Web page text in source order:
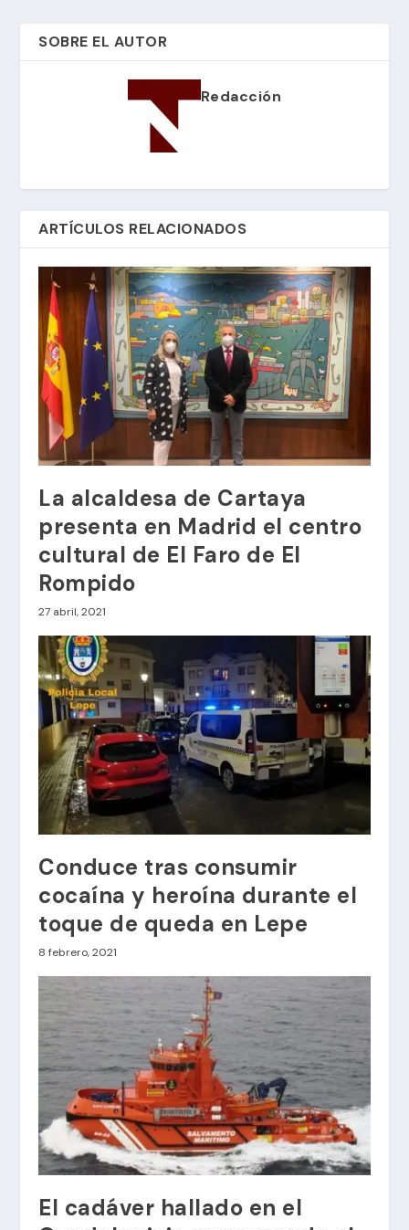
SOBRE EL AUTOR
Redacción
ARTÍCULOS RELACIONADOS
La alcaldesa de Cartaya
presenta en Madrid el centro
cultural de El Faro de El
Rompido
27 abril, 2021
Conduce tras consumir
cocaína y heroína durante el
toque de queda en Lepe
8 febrero, 2021
El cadáver hallado en el